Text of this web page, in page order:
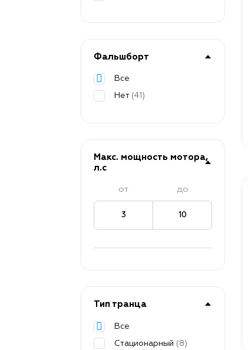
Фальшборт
Все
Нет (41)
Макс. мощность мотора,
л.с
от до
3 10
Тип транца
Все
Стационарный (8)